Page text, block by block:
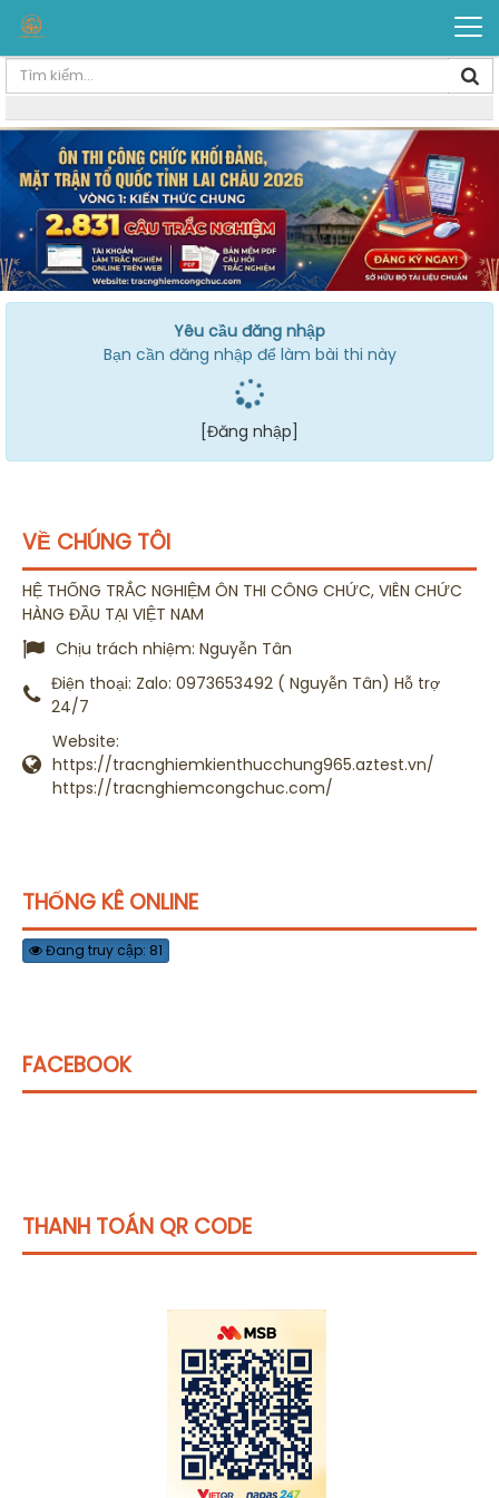
Yêu cầu đăng nhập
Bạn cần đăng nhập để làm bài thi này
[Đăng nhập]
VỀ CHÚNG TÔI
HỆ THỐNG TRẮC NGHIỆM ÔN THI CÔNG CHỨC, VIÊN CHỨC
HÀNG ĐẦU TẠI VIỆT NAM
Chịu trách nhiệm: Nguyễn Tân
Điện thoại: Zalo: 0973653492 ( Nguyễn Tân) Hỗ trợ
24/7
Website:
https://tracnghiemkienthucchung965.aztest.vn/
https://tracnghiemcongchuc.com/
THỐNG KÊ ONLINE
Đang truy cập: 81
FACEBOOK
THANH TOÁN QR CODE